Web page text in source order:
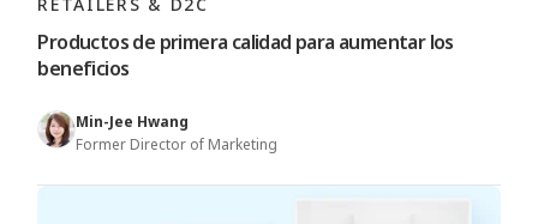
Productos de primera calidad para aumentar los
beneficios
Min-Jee Hwang
Former Director of Marketing